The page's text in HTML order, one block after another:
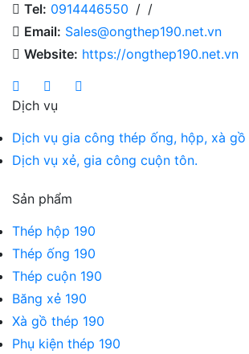
Tel: 0914446550 / /
Email: Sales@ongthep190.net.vn
Website: https://ongthep190.net.vn
Dịch vụ
Dịch vụ gia công thép ống, hộp, xà gồ
Dịch vụ xẻ, gia công cuộn tôn.
Sản phẩm
Thép hộp 190
Thép ống 190
Thép cuộn 190
Băng xẻ 190
Xà gồ thép 190
Phụ kiện thép 190